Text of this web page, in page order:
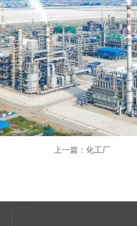
上一篇：化工厂